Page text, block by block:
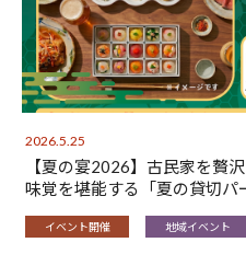
2026.5.25
【夏の宴2026】古民家を贅
味覚を堪能する「夏の貸切パ
イベント開催 地域イベント